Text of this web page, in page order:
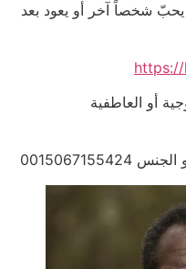
شخصاً آخر أو يعود بعد
أو العاطفية